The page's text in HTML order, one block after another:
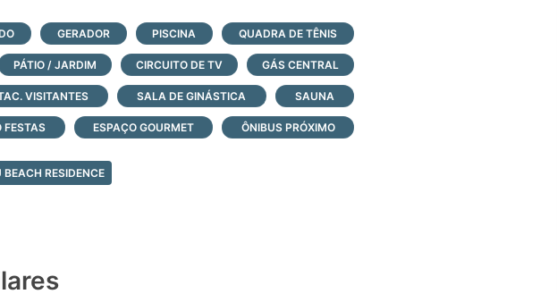
GERADOR PISCINA QUADRA DE TÊNIS
PÁTIO / JARDIM CIRCUITO DE TV GÁS CENTRAL
VISITANTES SALA DE GINÁSTICA SAUNA
FESTAS ESPAÇO GOURMET ÔNIBUS PRÓXIMO
RESIDENCE